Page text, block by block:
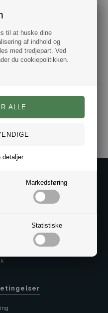
til at huske dine
af indhold og
med tredjepart. Ved
du cookiepolitikken.
Markedsføring
Statistiske
detaljer
Thol Aps